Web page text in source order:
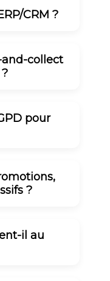
CRM ?
collect
pour
?
il au